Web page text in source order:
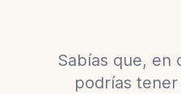
Sabías que, en
podrías